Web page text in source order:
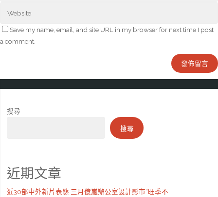
Save my name, email, and site URL in my browser for next time I post
a comment.
搜尋
搜尋
近期文章
近30部中外新片表態 三月億嵐辦公室設計影市“旺季不